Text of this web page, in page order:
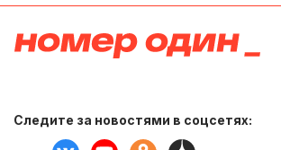
Следите за новостями в соцсетях: